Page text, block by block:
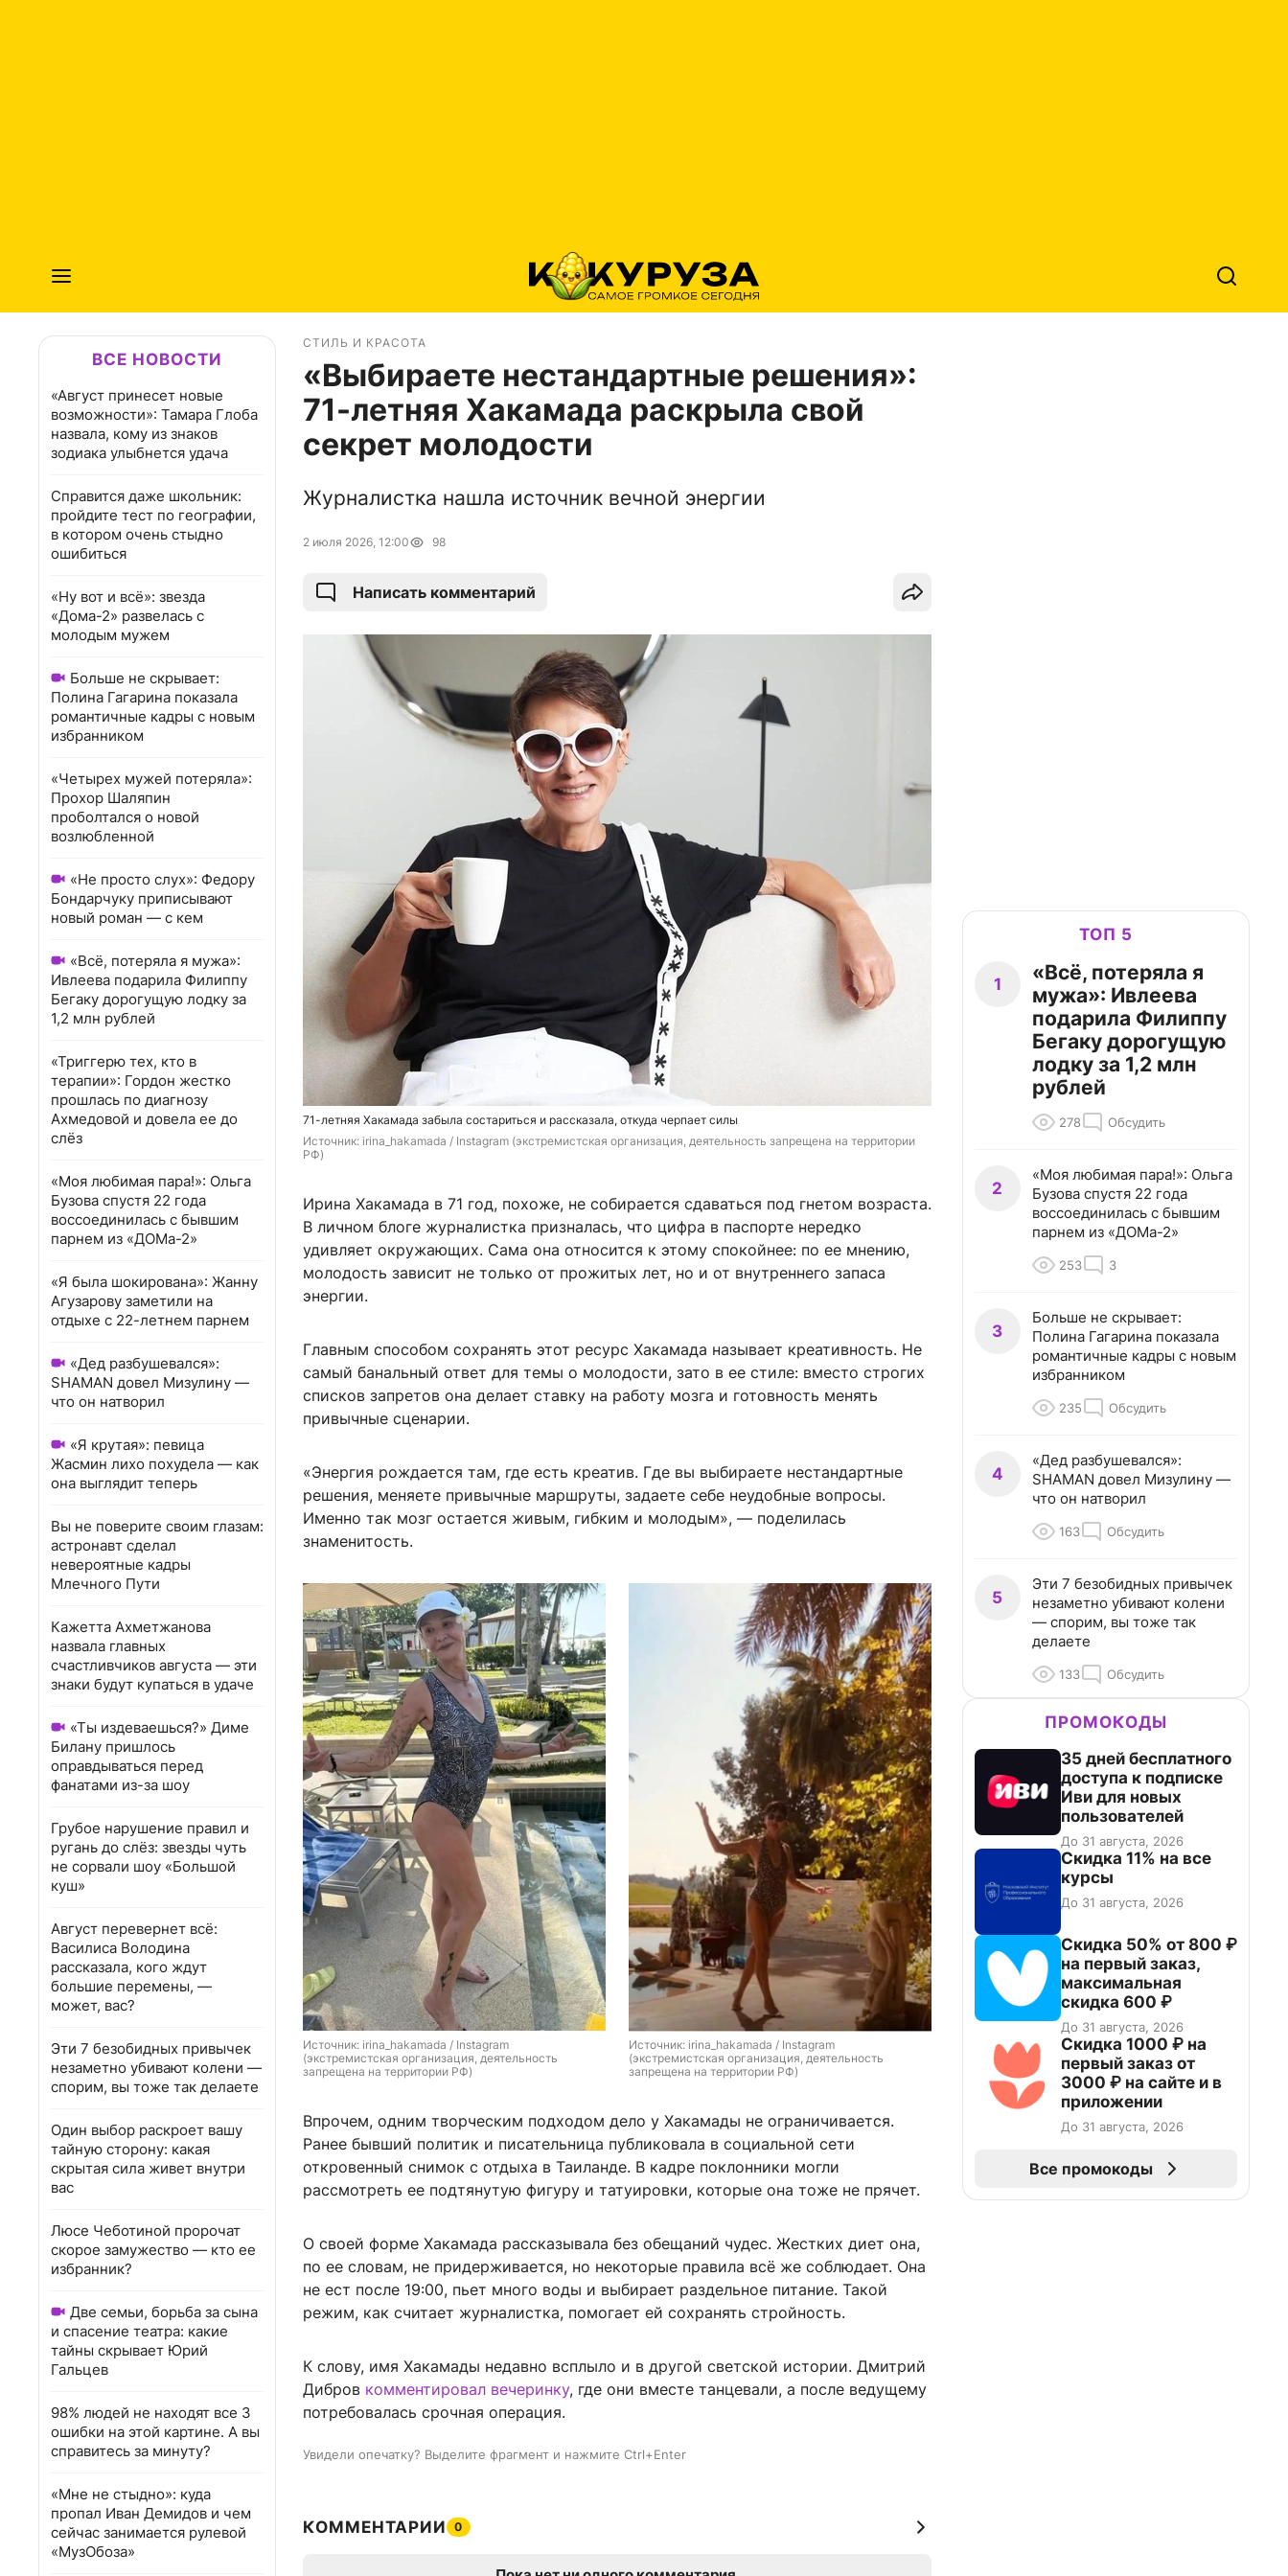
ВСЕ НОВОСТИ
«Август принесет новые
возможности»: Тамара Глоба
назвала, кому из знаков
зодиака улыбнется удача
Справится даже школьник:
пройдите тест по географии,
в котором очень стыдно
ошибиться
«Ну вот и всё»: звезда
«Дома-2» развелась с
молодым мужем
Больше не скрывает:
Полина Гагарина показала
романтичные кадры с новым
избранником
«Четырех мужей потеряла»:
Прохор Шаляпин
проболтался о новой
возлюбленной
«Не просто слух»: Федору
Бондарчуку приписывают
новый роман — с кем
«Всё, потеряла я мужа»:
Ивлеева подарила Филиппу
Бегаку дорогущую лодку за
1,2 млн рублей
«Триггерю тех, кто в
терапии»: Гордон жестко
прошлась по диагнозу
Ахмедовой и довела ее до
слёз
«Моя любимая пара!»: Ольга
Бузова спустя 22 года
воссоединилась с бывшим
парнем из «ДОМа-2»
«Я была шокирована»: Жанну
Агузарову заметили на
отдыхе с 22-летнем парнем
«Дед разбушевался»:
SHAMAN довел Мизулину —
что он натворил
«Я крутая»: певица
Жасмин лихо похудела — как
она выглядит теперь
Вы не поверите своим глазам:
астронавт сделал
невероятные кадры
Млечного Пути
Кажетта Ахметжанова
назвала главных
счастливчиков августа — эти
знаки будут купаться в удаче
«Ты издеваешься?» Диме
Билану пришлось
оправдываться перед
фанатами из-за шоу
Грубое нарушение правил и
ругань до слёз: звезды чуть
не сорвали шоу «Большой
куш»
Август перевернет всё:
Василиса Володина
рассказала, кого ждут
большие перемены, —
может, вас?
Эти 7 безобидных привычек
незаметно убивают колени —
спорим, вы тоже так делаете
Один выбор раскроет вашу
тайную сторону: какая
скрытая сила живет внутри
вас
Люсе Чеботиной пророчат
скорое замужество — кто ее
избранник?
Две семьи, борьба за сына
и спасение театра: какие
тайны скрывает Юрий
Гальцев
98% людей не находят все 3
ошибки на этой картине. А вы
справитесь за минуту?
«Мне не стыдно»: куда
пропал Иван Демидов и чем
сейчас занимается рулевой
«МузОбоза»
СТИЛЬ И КРАСОТА
«Выбираете нестандартные решения»:
71-летняя Хакамада раскрыла свой
секрет молодости
Журналистка нашла источник вечной энергии
2 июля 2026, 12:00 98
Написать комментарий
71-летняя Хакамада забыла состариться и рассказала, откуда черпает силы
Источник: irina_hakamada / Instagram (экстремистская организация, деятельность запрещена на территории
РФ)
Ирина Хакамада в 71 год, похоже, не собирается сдаваться под гнетом возраста.
В личном блоге журналистка призналась, что цифра в паспорте нередко
удивляет окружающих. Сама она относится к этому спокойнее: по ее мнению,
молодость зависит не только от прожитых лет, но и от внутреннего запаса
энергии.
Главным способом сохранять этот ресурс Хакамада называет креативность. Не
самый банальный ответ для темы о молодости, зато в ее стиле: вместо строгих
списков запретов она делает ставку на работу мозга и готовность менять
привычные сценарии.
«Энергия рождается там, где есть креатив. Где вы выбираете нестандартные
решения, меняете привычные маршруты, задаете себе неудобные вопросы.
Именно так мозг остается живым, гибким и молодым», — поделилась
знаменитость.
Источник: irina_hakamada / Instagram
(экстремистская организация, деятельность
запрещена на территории РФ)
Источник: irina_hakamada / Instagram
(экстремистская организация, деятельность
запрещена на территории РФ)
Впрочем, одним творческим подходом дело у Хакамады не ограничивается.
Ранее бывший политик и писательница публиковала в социальной сети
откровенный снимок с отдыха в Таиланде. В кадре поклонники могли
рассмотреть ее подтянутую фигуру и татуировки, которые она тоже не прячет.
О своей форме Хакамада рассказывала без обещаний чудес. Жестких диет она,
по ее словам, не придерживается, но некоторые правила всё же соблюдает. Она
не ест после 19:00, пьет много воды и выбирает раздельное питание. Такой
режим, как считает журналистка, помогает ей сохранять стройность.
К слову, имя Хакамады недавно всплыло и в другой светской истории. Дмитрий
Дибров комментировал вечеринку, где они вместе танцевали, а после ведущему
потребовалась срочная операция.
Увидели опечатку? Выделите фрагмент и нажмите Ctrl+Enter
КОММЕНТАРИИ 0
ТОП 5
1
«Всё, потеряла я
мужа»: Ивлеева
подарила Филиппу
Бегаку дорогущую
лодку за 1,2 млн
рублей
278 Обсудить
2
«Моя любимая пара!»: Ольга
Бузова спустя 22 года
воссоединилась с бывшим
парнем из «ДОМа-2»
253 3
3
Больше не скрывает:
Полина Гагарина показала
романтичные кадры с новым
избранником
235 Обсудить
4
«Дед разбушевался»:
SHAMAN довел Мизулину —
что он натворил
163 Обсудить
5
Эти 7 безобидных привычек
незаметно убивают колени
— спорим, вы тоже так
делаете
133 Обсудить
ПРОМОКОДЫ
35 дней бесплатного
доступа к подписке
Иви для новых
пользователей
До 31 августа, 2026
Скидка 11% на все
курсы
До 31 августа, 2026
Скидка 50% от 800 ₽
на первый заказ,
максимальная
скидка 600 ₽
До 31 августа, 2026
Скидка 1000 ₽ на
первый заказ от
3000 ₽ на сайте и в
приложении
До 31 августа, 2026
Все промокоды